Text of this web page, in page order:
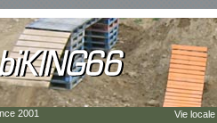
2001 Vie